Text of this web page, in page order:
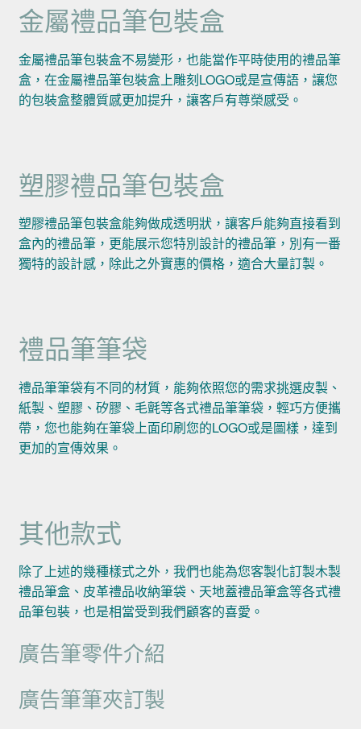
金屬禮品筆包裝盒
金屬禮品筆包裝盒不易變形，也能當作平時使用的禮品筆
盒，在金屬禮品筆包裝盒上雕刻LOGO或是宣傳語，讓您
的包裝盒整體質感更加提升，讓客戶有尊榮感受。
塑膠禮品筆包裝盒
塑膠禮品筆包裝盒能夠做成透明狀，讓客戶能夠直接看到
盒內的禮品筆，更能展示您特別設計的禮品筆，別有一番
獨特的設計感，除此之外實惠的價格，適合大量訂製。
禮品筆筆袋
禮品筆筆袋有不同的材質，能夠依照您的需求挑選皮製、
紙製、塑膠、矽膠、毛氈等各式禮品筆筆袋，輕巧方便攜
帶，您也能夠在筆袋上面印刷您的LOGO或是圖樣，達到
更加的宣傳效果。
其他款式
除了上述的幾種樣式之外，我們也能為您客製化訂製木製
禮品筆盒、皮革禮品收納筆袋、天地蓋禮品筆盒等各式禮
品筆包裝，也是相當受到我們顧客的喜愛。
廣告筆零件介紹
廣告筆筆夾訂製